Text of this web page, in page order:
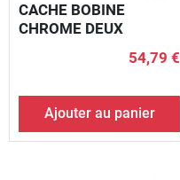
CACHE BOBINE
CHROME DEUX
54,79 €
Ajouter au panier